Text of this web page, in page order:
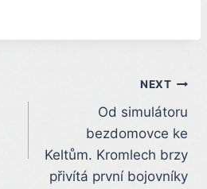
NEXT
Od simulátoru
bezdomovce ke
Keltům. Kromlech brzy
přivítá první bojovníky